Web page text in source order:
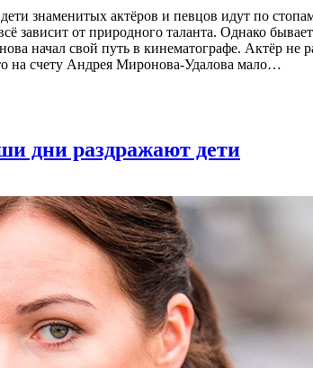
знаменитых актёров и певцов идут по
зависит от природного таланта. Однако
начал свой путь в кинематографе. Актёр не
на счету Андрея Миронова-Удалова мало…
дни раздражают дети